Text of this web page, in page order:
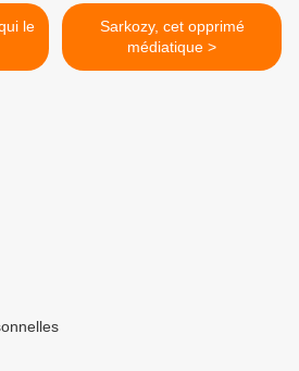
Sarkozy, cet opprimé
médiatique >